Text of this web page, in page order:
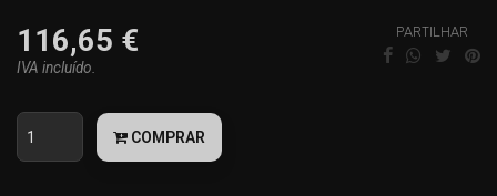
116,65 €
IVA incluído.
PARTILHAR
COMPRAR